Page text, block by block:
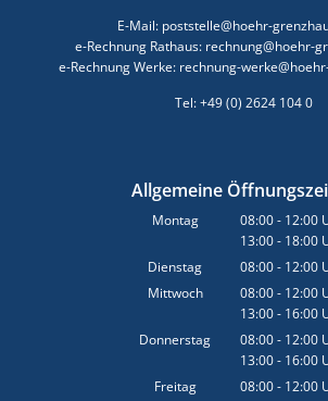
E-Mail: poststelle@hoehr-
e-Rechnung Rathaus: rechnung@hoehr-
e-Rechnung Werke: rechnung-
Tel: +49 (0) 2624 104 0
Allgemeine
Montag 08:00- 12:00
Von
13:00- 18:00
Von
Dienstag 08:00- 12:00
Von
Mittwoch 08:00- 12:00
Von
13:00- 16:00
Von
Donnerstag 08:00- 12:00
Von
13:00- 16:00
Von
Freitag 08:00- 12:00